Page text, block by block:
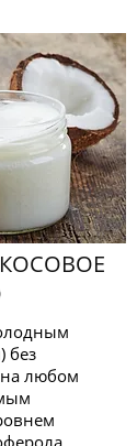
без
любом